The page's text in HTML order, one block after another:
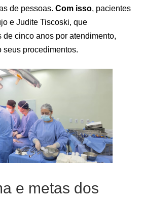
de pessoas. Com isso, pacientes
e Judite Tiscoski, que
de cinco anos por atendimento,
seus procedimentos.
e metas dos